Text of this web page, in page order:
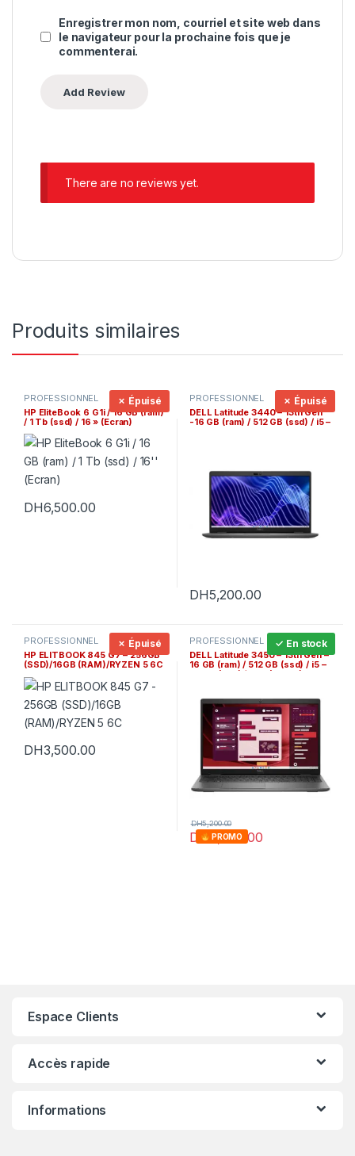
Enregistrer mon nom, courriel et site web dans
le navigateur pour la prochaine fois que je
commenterai.
There are no reviews yet.
Produits similaires
✗ Épuisé
PROFESSIONNEL
HP EliteBook 6 G1i / 16 GB (ram)
/ 1 Tb (ssd) / 16 » (Ecran)
DH6,500.00
✗ Épuisé
PROFESSIONNEL
DELL Latitude 3440 – 13th Gen
-16 GB (ram) / 512 GB (ssd) / i5 –
DH5,200.00
✗ Épuisé
PROFESSIONNEL
HP ELITBOOK 845 G7 – 256GB
(SSD)/16GB (RAM)/RYZEN 5 6C
DH3,500.00
✓ En stock
PROFESSIONNEL
DELL Latitude 3450 – 13th Gen –
16 GB (ram) / 512 GB (ssd) / i5 –
1335U (cpu) / 14 » (Ecran )
DH4,900.00
DH5,200.00
PROMO
Espace Clients
Accès rapide
Informations